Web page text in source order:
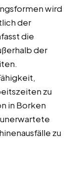
wird
der
die
der
zu
in Borken
zu